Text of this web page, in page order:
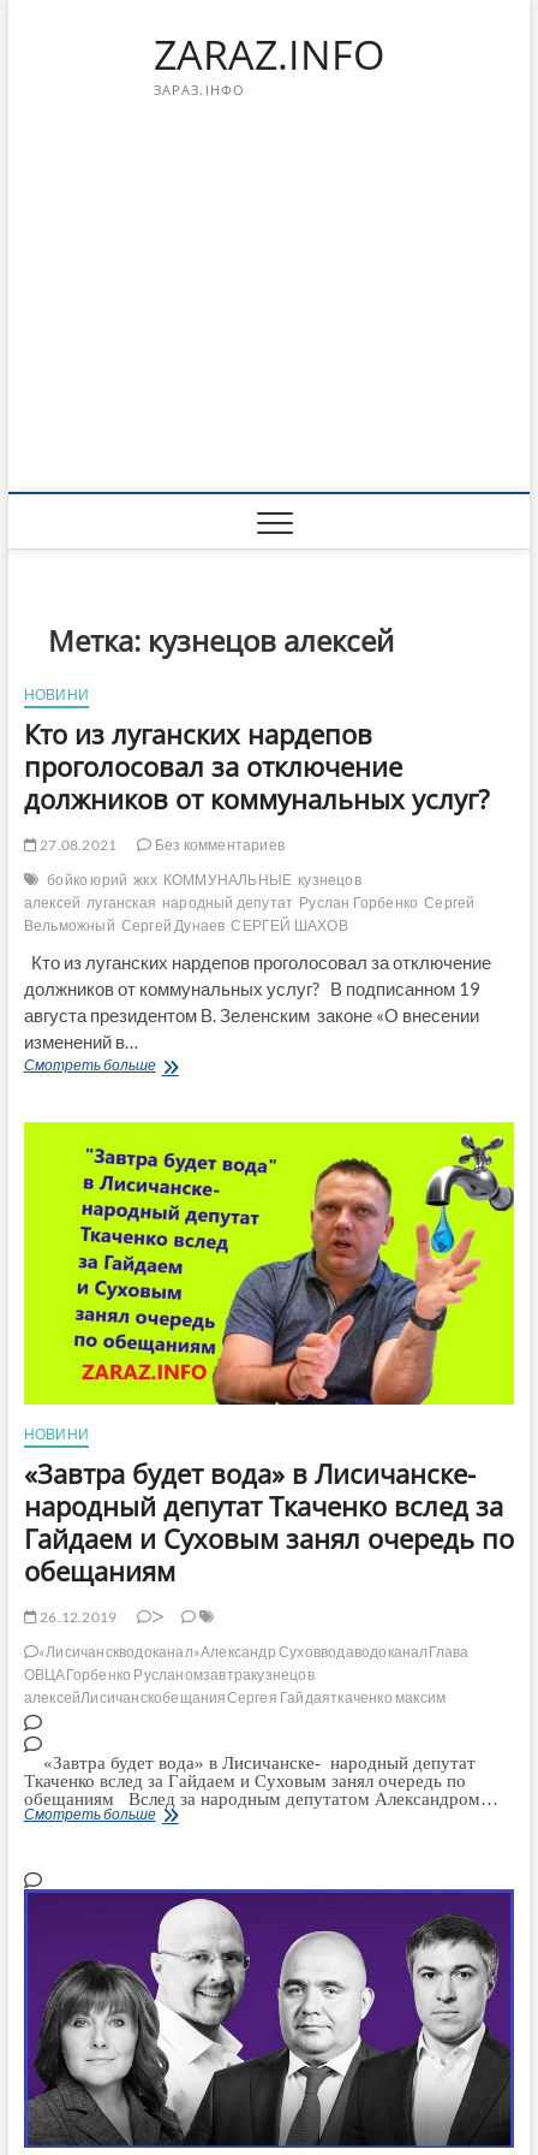
ZARAZ.INFO
ЗАРАЗ.ІНФО
Метка: кузнецов алексей
НОВИНИ
Кто из луганских нардепов
проголосовал за отключение
должников от коммунальных услуг?
27.08.2021
Без комментариев
бойко юрий жкх КОММУНАЛЬНЫЕ кузнецов
алексей луганская народный депутат Руслан Горбенко Сергей
Вельможный Сергей Дунаев СЕРГЕЙ ШАХОВ
Кто из луганских нардепов проголосовал за отключение
должников от коммунальных услуг? В подписанном 19
августа президентом В. Зеленским законе «О внесении
изменений в…
Смотреть большеКто
проголосовал
за
отключение
должников
от
коммунальных
услуг?
НОВИНИ
«Завтра будет вода» в Лисичанске-
народный депутат Ткаченко вслед за
Гайдаем и Суховым занял очередь по
обещаниям
26.12.2019 >
«Лисичанскводоканал»Александр Суховводаводоканал Глава
ОВЦАГорбенко Русланомзавтракузнецов
алексейЛисичанскобещанияСергея Гайдаяткаченко максим
«Завтра будет вода» в Лисичанске- народный депутат
Ткаченко вслед за Гайдаем и Суховым занял очередь по
обещаниям Вслед за народным депутатом Александром…
Смотреть больше«Завтра
будет
депутат
Ткаченко
вслед
за
Гайдаем
и
Суховым
занял
очередь
по
обещаниям